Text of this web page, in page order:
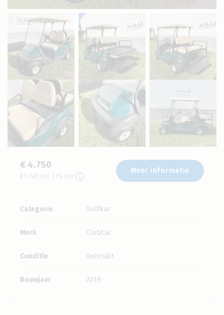
€ 4.750
€ 5.748 incl. 21% btw
Meer informatie
Categorie Golfkar
Merk ClubCar
Conditie Gebruikt
Bouwjaar 2019